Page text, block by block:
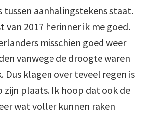
tussen aanhalingstekens staat.
van 2017 herinner ik me goed.
misschien goed weer
vanwege de droogte waren
Dus klagen over teveel regen is
zijn plaats. Ik hoop dat ook de
wat voller kunnen raken